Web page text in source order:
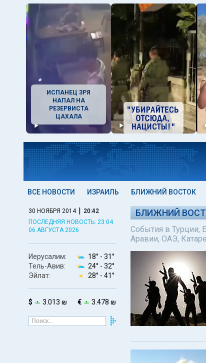
ИСПАНЕЦ ЗРЯ
НАПАЛ НА
РЕЗЕРВИСТА
ЦАХАЛА
ВСЕ НОВОСТИ ИЗРАИЛЬ БЛИЖНИЙ ВОСТОК
30 НОЯБРЯ 2014 | 20:42
ПОСЛЕДНЯЯ НОВОСТЬ: 23:04
06 АВГУСТА 2026
Иерусалим: 18° - 31°
Тель-Авив:
24° - 32°
Эйлат:
28° - 41°
$ 3.013 ₪ € 3.478 ₪
БЛИЖНИЙ
События в Турции,
Аравии, ОАЭ,